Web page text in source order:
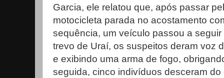
Garcia, ele relatou que, após passar
motocicleta parada no acostamento
sequência, um veículo passou a
trevo de Uraí, os suspeitos deram voz
e exibindo uma arma de fogo,
seguida, cinco indivíduos desceram